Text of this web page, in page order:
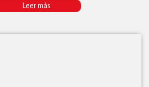
Leer más